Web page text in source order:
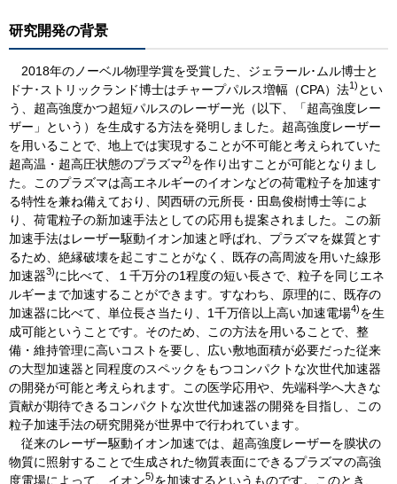
研究開発の背景
2018年のノーベル物理学賞を受賞した、ジェラール･ムル博士と
ドナ･ストリックランド博士はチャープパルス増幅（CPA）法1) とい
う、超高強度かつ超短パルスのレーザー光（以下、「超高強度レー
ザー」という）を生成する方法を発明しました。超高強度レーザー
を用いることで、地上では実現することが不可能と考えられていた
超高温・超高圧状態のプラズマ2)を作り出すことが可能となりまし
た。このプラズマは高エネルギーのイオンなどの荷電粒子を加速す
る特性を兼ね備えており、関西研の元所長・田島俊樹博士等によ
り、荷電粒子の新加速手法としての応用も提案されました。この新
加速手法はレーザー駆動イオン加速と呼ばれ、プラズマを媒質とす
るため、絶縁破壊を起こすことがなく、既存の高周波を用いた線形
加速器3)に比べて、１千万分の1程度の短い長さで、粒子を同じエネ
ルギーまで加速することができます。すなわち、原理的に、既存の
加速器に比べて、単位長さ当たり、1千万倍以上高い加速電場4)を生
成可能ということです。そのため、この方法を用いることで、整
備・維持管理に高いコストを要し、広い敷地面積が必要だった従来
の大型加速器と同程度のスペックをもつコンパクトな次世代加速器
の開発が可能と考えられます。この医学応用や、先端科学へ大きな
貢献が期待できるコンパクトな次世代加速器の開発を目指し、この
粒子加速手法の研究開発が世界中で行われています。
従来のレーザー駆動イオン加速では、超高強度レーザーを膜状の
物質に照射することで生成された物質表面にできるプラズマの高強
度電場によって、イオン5)を加速するというものです。このとき、